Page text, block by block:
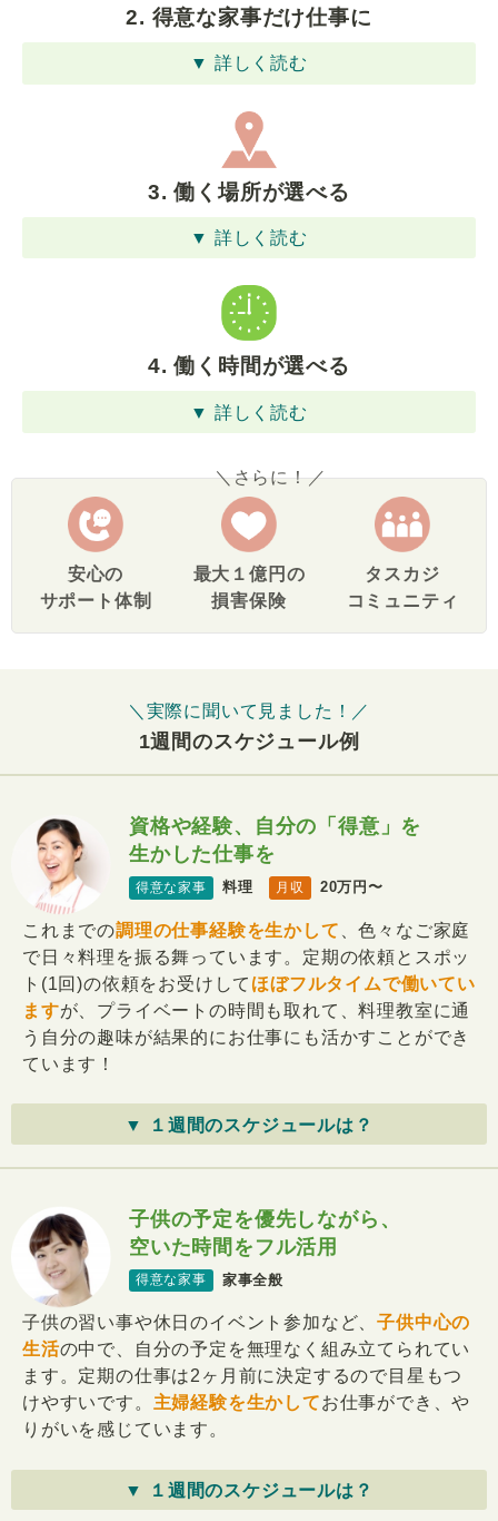
2. 得意な家事だけ仕事に
▼ 詳しく読む
3. 働く場所が選べる
▼ 詳しく読む
4. 働く時間が選べる
▼ 詳しく読む
＼さらに！／
安心の
サポート体制
最大１億円の
損害保険
タスカジ
コミュニティ
＼実際に聞いて見ました！／
1週間のスケジュール例
資格や経験、自分の「得意」を
生かした仕事を
得意な家事 料理 月収 20万円〜
これまでの調理の仕事経験を生かして 、色々なご家庭
で日々料理を振る舞っています。定期の依頼とスポッ
ト(1回)の依頼をお受けして ほぼフルタイムで働いてい
ますが、プライベートの時間も取れて、料理教室に通
う自分の趣味が結果的にお仕事にも活かすことができ
ています！
▼ １週間のスケジュールは？
子供の予定を優先しながら、
空いた時間をフル活用
得意な家事 家事全般
子供の習い事や休日のイベント参加など、子供中心の
生活の中で、自分の予定を無理なく組み立てられてい
ます。定期の仕事は2ヶ月前に決定するので目星もつ
けやすいです。 主婦経験を生かしてお仕事ができ、や
りがいを感じています。
▼ １週間のスケジュールは？